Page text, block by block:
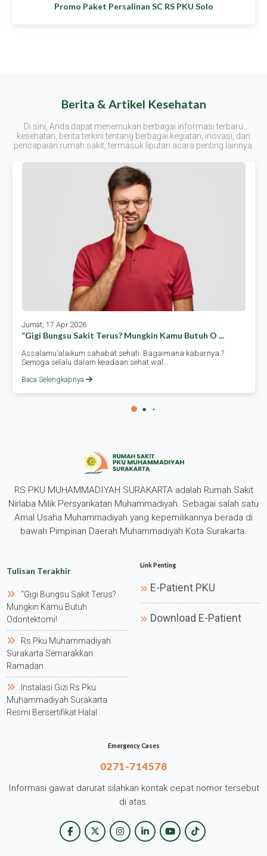
Promo Paket Persalinan SC RS PKU Solo
Berita & Artikel Kesehatan
Di sini, Anda dapat menemukan berbagai informasi terbaru
kesehatan, berita terkini tentang berbagai kegiatan, inovasi, dan
pencapaian rumah sakit, termasuk liputan acara penting lainnya.
Jumat, 17 Apr 2026
“gigi Bungsu Sakit Terus? Mungkin Kamu Butuh O ...
Assalamu’alaikum sahabat sehati. Bagaimana kabarnya ?
Semoga selalu dalam keadaan sehat wal…
Baca Selengkapnya
RS PKU MUHAMMADIYAH SURAKARTA adalah Rumah Sakit
Nirlaba Milik Persyarikatan Muhammadiyah. Sebagai salah satu
Amal Usaha Muhammadiyah yang kepemilikannya berada di
bawah Pimpinan Daerah Muhammadiyah Kota Surakarta.
Tulisan Terakhir
“gigi Bungsu Sakit Terus?
Mungkin Kamu Butuh
Odontektomi!
Rs Pku Muhammadiyah
Surakarta Semarakkan
Ramadan
Instalasi Gizi Rs Pku
Muhammadiyah Surakarta
Resmi Bersertifikat Halal
Link Penting
E-Patient PKU
Download E-Patient
Emergency Cases
0271-714578
Informasi gawat darurat silahkan kontak cepat nomor tersebut
di atas.